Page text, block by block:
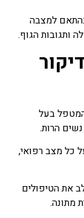
למצבה
ותגובות הגוף.
בעל
הרות.
כל מצב רפואי,
את הטיפולים
מתונה.